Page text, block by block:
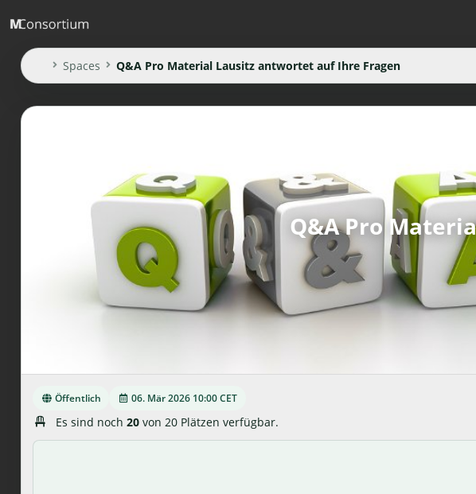
Spaces Q&A Pro Material Lausitz antwortet auf Ihre Fragen
Q&A Pro
Öffentlich 06. Mär 2026 10:00 CET
Es sind noch 20 von 20 Plätzen verfügbar.